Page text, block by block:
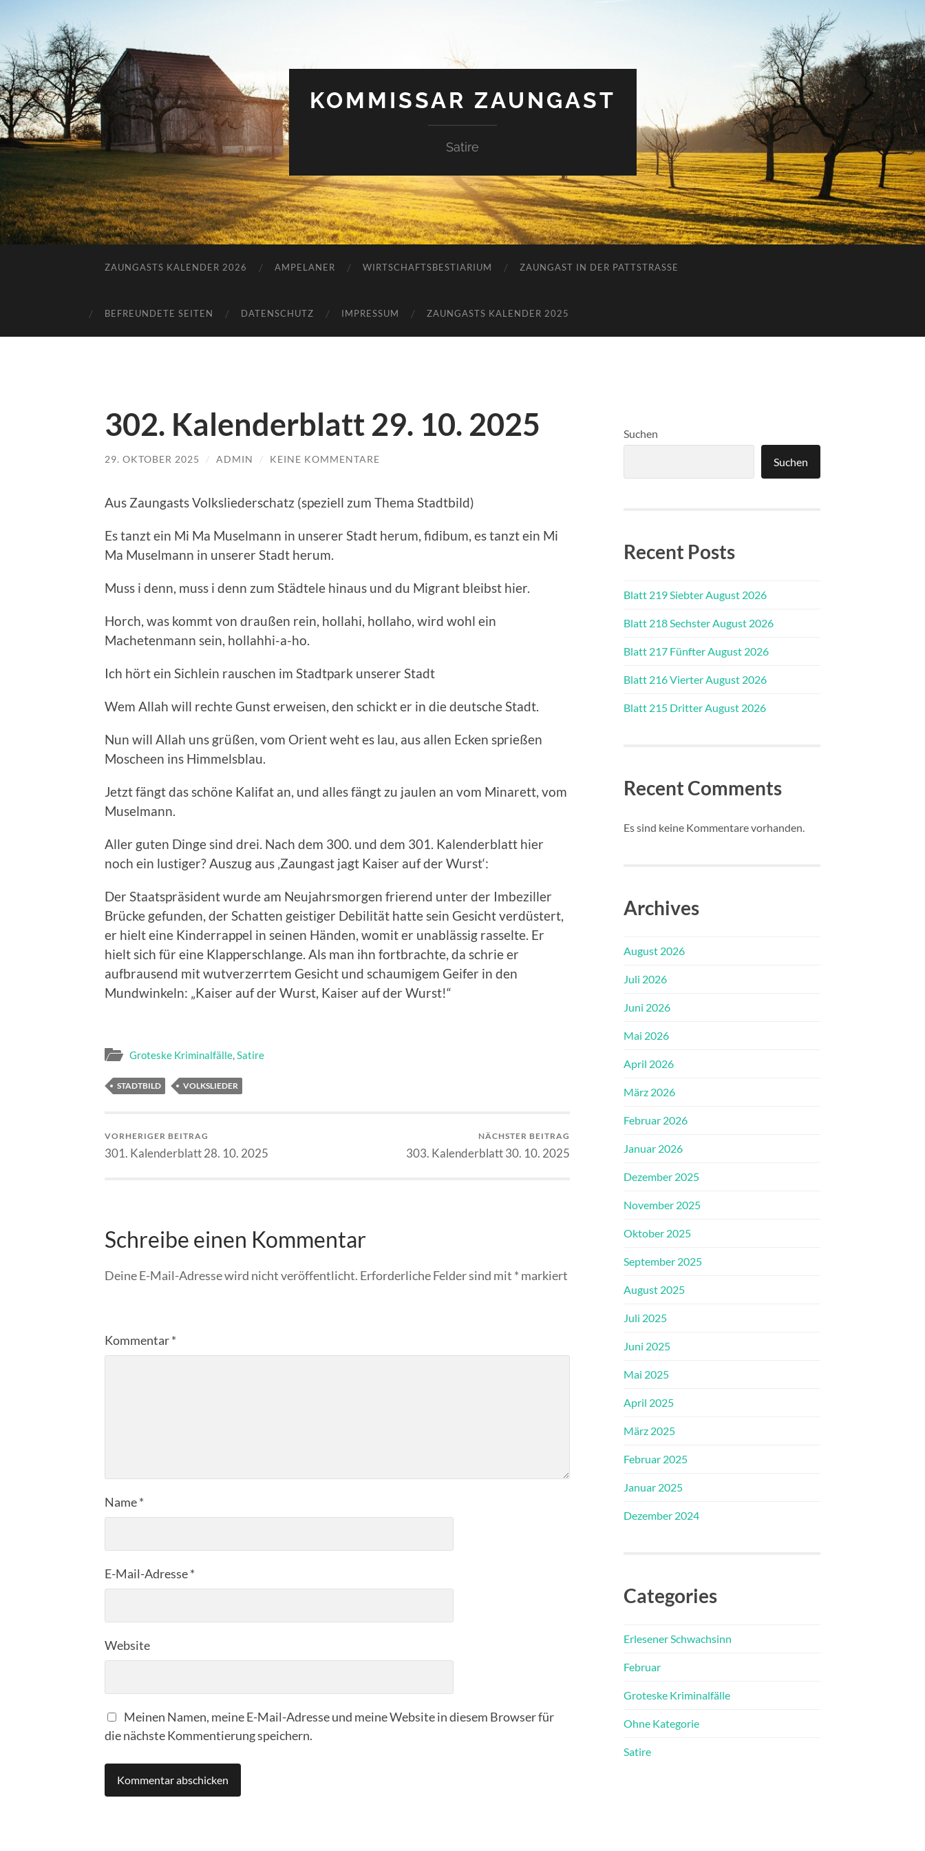
KOMMISSAR ZAUNGAST
Satire
ZAUNGASTS KALENDER 2026 AMPELANER WIRTSCHAFTSBESTIARIUM ZAUNGAST IN DER PATTSTRASSE
BEFREUNDETE SEITEN DATENSCHUTZ IMPRESSUM ZAUNGASTS KALENDER 2025
302. Kalenderblatt 29. 10. 2025
29. OKTOBER 2025 / ADMIN / KEINE KOMMENTARE
Aus Zaungasts Volksliederschatz (speziell zum Thema Stadtbild)
Es tanzt ein Mi Ma Muselmann in unserer Stadt herum, fidibum, es tanzt ein Mi
Ma Muselmann in unserer Stadt herum.
Muss i denn, muss i denn zum Städtele hinaus und du Migrant bleibst hier.
Horch, was kommt von draußen rein, hollahi, hollaho, wird wohl ein
Machetenmann sein, hollahhi-a-ho.
Ich hört ein Sichlein rauschen im Stadtpark unserer Stadt
Wem Allah will rechte Gunst erweisen, den schickt er in die deutsche Stadt.
Nun will Allah uns grüßen, vom Orient weht es lau, aus allen Ecken sprießen
Moscheen ins Himmelsblau.
Jetzt fängt das schöne Kalifat an, und alles fängt zu jaulen an vom Minarett, vom
Muselmann.
Aller guten Dinge sind drei. Nach dem 300. und dem 301. Kalenderblatt hier
noch ein lustiger? Auszug aus ‚Zaungast jagt Kaiser auf der Wurst‘:
Der Staatspräsident wurde am Neujahrsmorgen frierend unter der Imbeziller
Brücke gefunden, der Schatten geistiger Debilität hatte sein Gesicht verdüstert,
er hielt eine Kinderrappel in seinen Händen, womit er unablässig rasselte. Er
hielt sich für eine Klapperschlange. Als man ihn fortbrachte, da schrie er
aufbrausend mit wutverzerrtem Gesicht und schaumigem Geifer in den
Mundwinkeln: „Kaiser auf der Wurst, Kaiser auf der Wurst!“
Groteske Kriminalfälle,Satire
STADTBILD VOLKSLIEDER
VORHERIGER BEITRAG
301. Kalenderblatt 28. 10. 2025
NÄCHSTER BEITRAG
303. Kalenderblatt 30. 10. 2025
Schreibe einen Kommentar
Deine E-Mail-Adresse wird nicht veröffentlicht. Erforderliche Felder sind mit * markiert
Kommentar*
Name*
E-Mail-Adresse*
Website
Meinen Namen, meine E-Mail-Adresse und meine Website in diesem Browser für
die nächste Kommentierung speichern.
Suchen
Suchen
Recent Posts
Blatt 219 Siebter August 2026
Blatt 218 Sechster August 2026
Blatt 217 Fünfter August 2026
Blatt 216 Vierter August 2026
Blatt 215 Dritter August 2026
Recent Comments
Es sind keine Kommentare vorhanden.
Archives
August 2026
Juli 2026
Juni 2026
Mai 2026
April 2026
März 2026
Februar 2026
Januar 2026
Dezember 2025
November 2025
Oktober 2025
September 2025
August 2025
Juli 2025
Juni 2025
Mai 2025
April 2025
März 2025
Februar 2025
Januar 2025
Dezember 2024
Categories
Erlesener Schwachsinn
Februar
Groteske Kriminalfälle
Ohne Kategorie
Satire